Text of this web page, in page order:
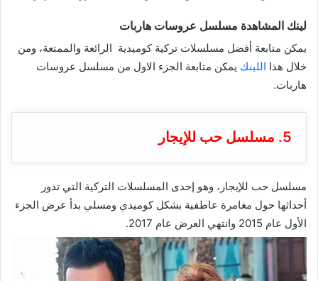
لينك المشاهدة مسلسل عروسات هاربات
يمكن متابعة أفضل مسلسلات تركية كوميدية الرائعة والممتعة، ومن
خلال هذا اللينك يمكن متابعة الجزء الاول من مسلسل عروسات
هاربات.
5. مسلسل حب للإيجار
مسلسل حب للإيجار، وهو إحدى المسلسلات التركية التي تدور
أحداثها حول مغامرة عاطفية بشكل كوميدي ومسلي بدأ عرض الجزء
الأول عام 2015 وانتهي العرض عام 2017.